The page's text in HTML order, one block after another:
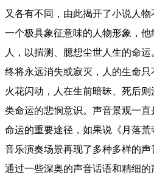
又各有不同，由此揭开了小说人
一个极具象征意味的人物形象，
人，以揣测、臆想尘世人生的命
终将永远消失或寂灭，人的生命
火花闪动，人在生前暗昧、死后
类命运的悲悯意识。声音景观一
命运的重要途径，如果说《月落
音乐演奏场景再现了多种多样的声
通过一些深奥的声音话语和精细